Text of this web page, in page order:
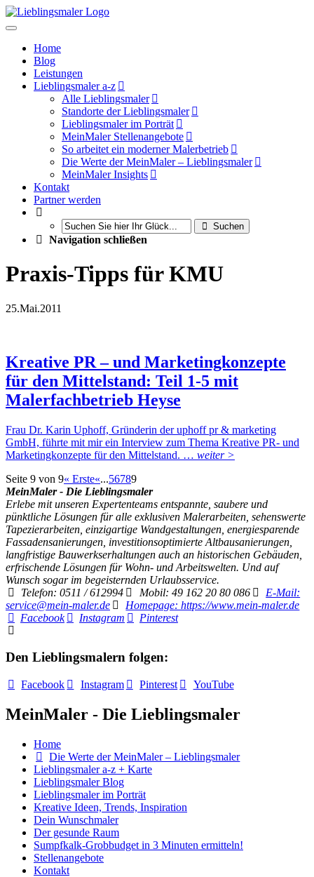
Home
Blog
Leistungen
Lieblingsmaler a-z
Alle Lieblingsmaler
Standorte der Lieblingsmaler
Lieblingsmaler im Porträt
MeinMaler Stellenangebote
So arbeitet ein moderner Malerbetrieb
Die Werte der MeinMaler – Lieblingsmaler
MeinMaler Insights
Kontakt
Partner werden
Suchen
Navigation schließen
Praxis-Tipps für KMU
25.Mai.2011
Kreative PR – und Marketingkonzepte
für den Mittelstand: Teil 1-5 mit
Malerfachbetrieb Heyse
Frau Dr. Karin Uphoff, Gründerin der uphoff pr & marketing
GmbH, führte mit mir ein Interview zum Thema Kreative PR- und
Marketingkonzepte für den Mittelstand. … weiter >
Seite 9 von 9« Erste«...56789
MeinMaler - Die Lieblingsmaler
Erlebe mit unseren Expertenteams entspannte, saubere und
pünktliche Lösungen für alle exklusiven Malerarbeiten, sehenswerte
Tapezierarbeiten, einzigartige Wandgestaltungen, energiesparende
Fassadensanierungen, investitionsoptimierte Altbausanierungen,
langfristige Bauwerkserhaltungen auch an historischen Gebäuden,
erfrischende Lösungen für Wohn- und Arbeitswelten. Und auf
Wunsch sogar im begeisternden Urlaubsservice.
Telefon: 0511 / 612994
Mobil: 49 162 20 80 086
E-Mail:
service@mein-maler.de
Homepage: https://www.mein-maler.de
Facebook
Instagram Pinterest
Den Lieblingsmalern folgen:
Facebook Instagram Pinterest YouTube
MeinMaler - Die Lieblingsmaler
Home
Die Werte der MeinMaler – Lieblingsmaler
Lieblingsmaler a-z + Karte
Lieblingsmaler Blog
Lieblingsmaler im Porträt
Kreative Ideen, Trends, Inspiration
Dein Wunschmaler
Der gesunde Raum
Sumpfkalk-Grobbudget in 3 Minuten ermitteln!
Stellenangebote
Kontakt